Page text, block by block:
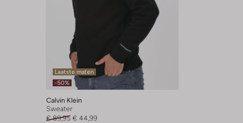
Laatste maten
-50%
Calvin Klein
Sweater
€ 89,95 € 44,99